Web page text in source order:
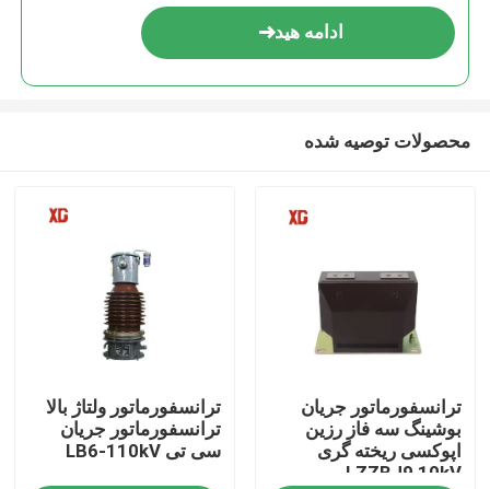
محصولات
ادامه هید
محصولات توصیه شده
ترانسفورماتور جریان
بوشینگ سه فاز رزین
اپوکسی ریخته گری
LZZBJ9 10kV
ترانسفورماتور ولتاژ بالا
ترانسفورماتور جریان
سی تی LB6-110kV